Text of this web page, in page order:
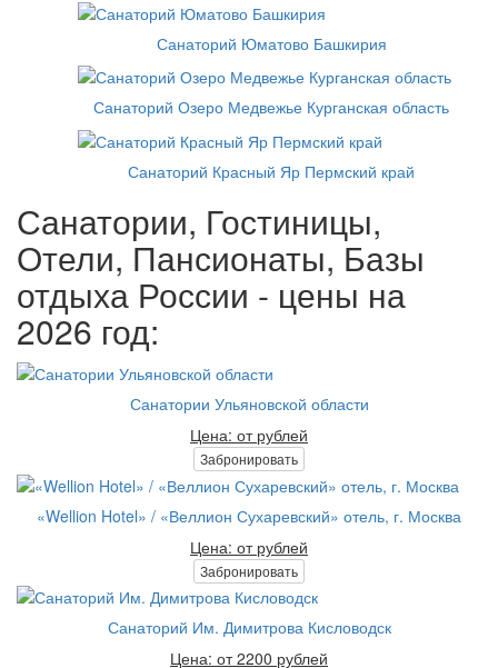
Санаторий Юматово Башкирия
Санаторий Озеро Медвежье Курганская область
Санаторий Красный Яр Пермский край
Санатории, Гостиницы,
Отели, Пансионаты, Базы
отдыха России - цены на
2026 год:
Санатории Ульяновской области
Цена: от рублей
Забронировать
«Wellion Hotel» / «Веллион Сухаревский» отель, г. Москва
Цена: от рублей
Забронировать
Санаторий Им. Димитрова Кисловодск
Цена: от 2200 рублей